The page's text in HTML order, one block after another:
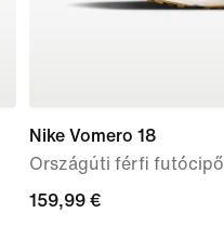
Nike Vomero 18
Országúti férfi futócipő
159,99
159,99 €